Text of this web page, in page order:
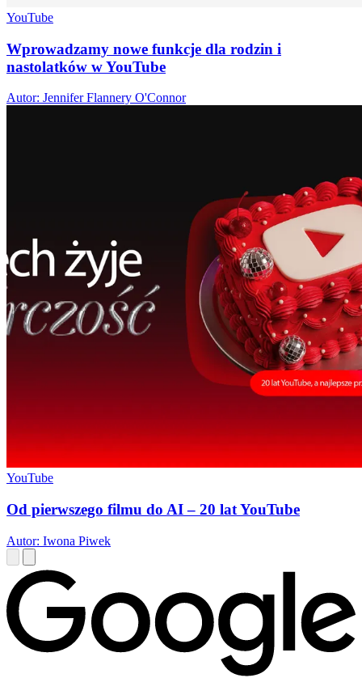
YouTube
Wprowadzamy nowe funkcje dla rodzin i
nastolatków w YouTube
Autor: Jennifer Flannery O'Connor
YouTube
Od pierwszego filmu do AI – 20 lat YouTube
Autor: Iwona Piwek